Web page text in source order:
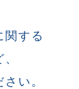
関する
い。